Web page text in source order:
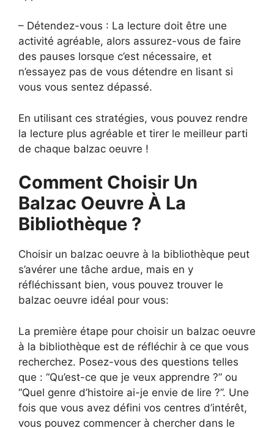
– Détendez-vous : La lecture doit être une
activité agréable, alors assurez-vous de faire
des pauses lorsque c’est nécessaire, et
n’essayez pas de vous détendre en lisant si
vous vous sentez dépassé.
En utilisant ces stratégies, vous pouvez rendre
la lecture plus agréable et tirer le meilleur parti
de chaque balzac oeuvre !
Comment Choisir Un
Balzac Oeuvre À La
Bibliothèque ?
Choisir un balzac oeuvre à la bibliothèque peut
s’avérer une tâche ardue, mais en y
réfléchissant bien, vous pouvez trouver le
balzac oeuvre idéal pour vous:
La première étape pour choisir un balzac oeuvre
à la bibliothèque est de réfléchir à ce que vous
recherchez. Posez-vous des questions telles
que : “Qu’est-ce que je veux apprendre ?” ou
“Quel genre d’histoire ai-je envie de lire ?”. Une
fois que vous avez défini vos centres d’intérêt,
vous pouvez commencer à chercher dans le